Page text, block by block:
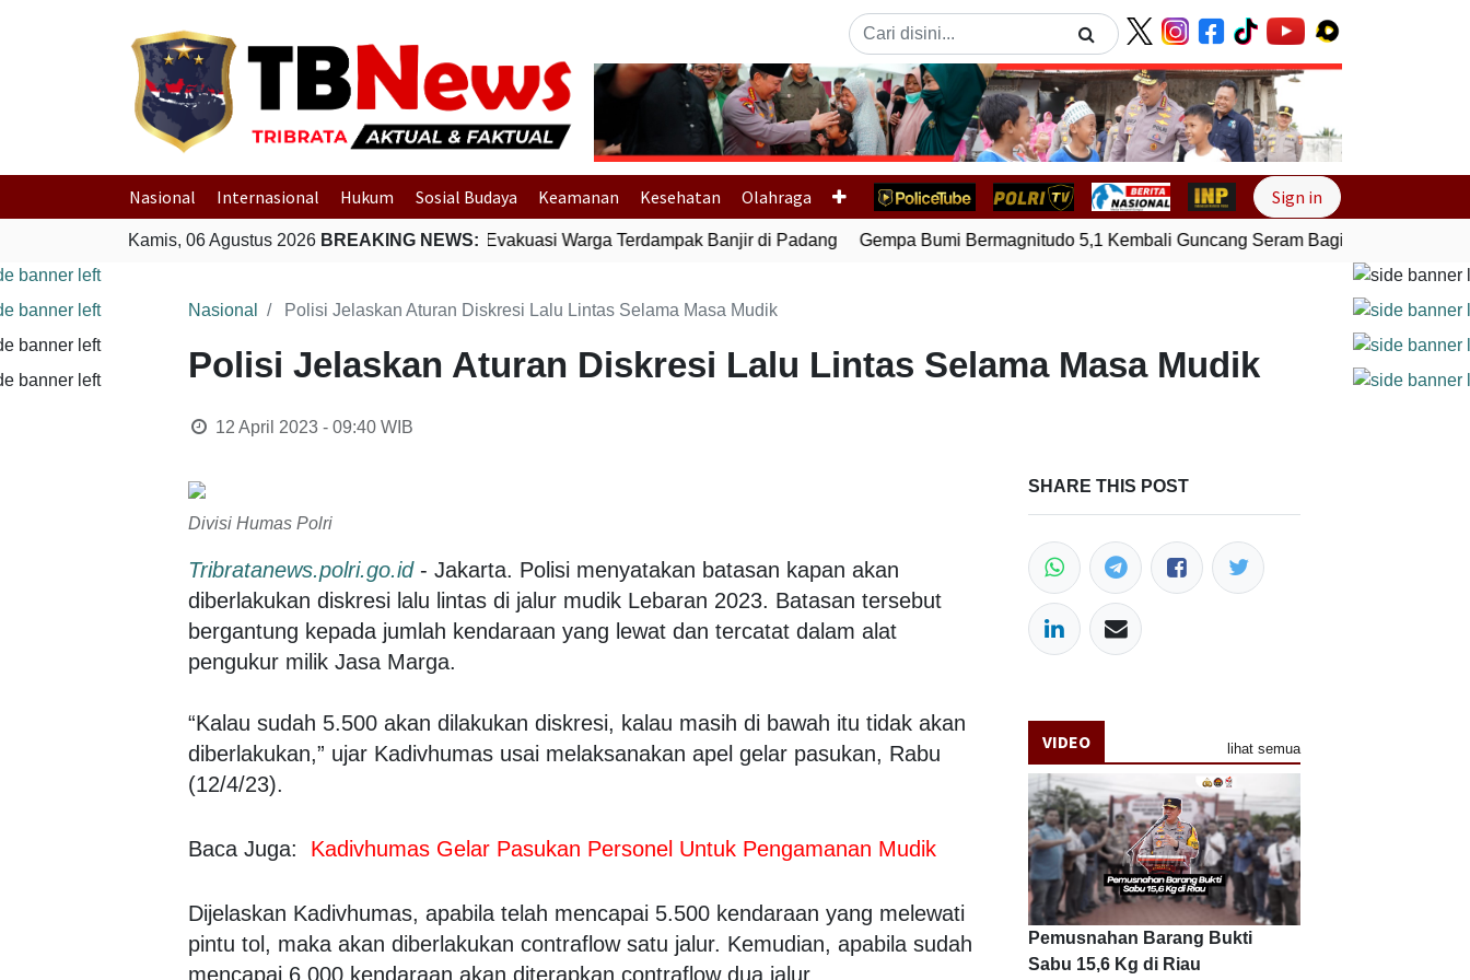
Previous Next
Nasional Internasional Hukum Sosial Budaya Keamanan Kesehatan Olahraga Sign in
Kamis, 06 Agustus 2026 BREAKING NEWS:
Polri Gerak Cepat Evakuasi Warga Terdampak Banjir di Padang Gempa Bumi Bermagnitudo 5,1 Kembali Guncang Seram Bagian Timur, Maluku
Nasional Polisi Jelaskan Aturan Diskresi Lalu Lintas Selama Masa Mudik
Polisi Jelaskan Aturan Diskresi Lalu Lintas Selama Masa Mudik
12 April 2023 - 09:40WIB
Divisi Humas Polri
Tribratanews.polri.go.id - Jakarta. Polisi menyatakan batasan kapan akan
diberlakukan diskresi lalu lintas di jalur mudik Lebaran 2023. Batasan tersebut
bergantung kepada jumlah kendaraan yang lewat dan tercatat dalam alat
pengukur milik Jasa Marga.
“Kalau sudah 5.500 akan dilakukan diskresi, kalau masih di bawah itu tidak akan
diberlakukan,” ujar Kadivhumas usai melaksanakan apel gelar pasukan, Rabu
(12/4/23).
Baca Juga: Kadivhumas Gelar Pasukan Personel Untuk Pengamanan Mudik
Dijelaskan Kadivhumas, apabila telah mencapai 5.500 kendaraan yang melewati
pintu tol, maka akan diberlakukan contraflow satu jalur. Kemudian, apabila sudah
mencapai 6.000 kendaraan akan diterapkan contraflow dua jalur.
SHARE THIS POST
VIDEO lihat semua
Pemusnahan Barang Bukti
Sabu 15,6 Kg di Riau